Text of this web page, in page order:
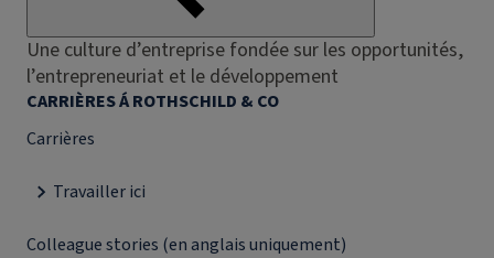
Une culture d’entreprise fondée sur les opportunités,
l’entrepreneuriat et le développement
CARRIÈRES Á ROTHSCHILD & CO
Carrières
Travailler ici
Colleague stories (en anglais uniquement)